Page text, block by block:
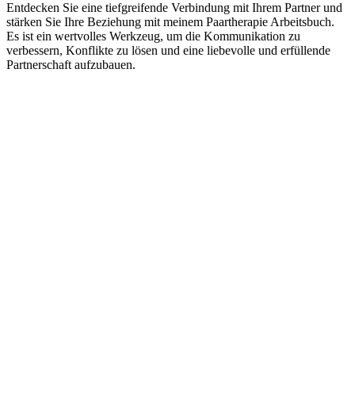
Entdecken Sie eine tiefgreifende Verbindung mit Ihrem Partner und
stärken Sie Ihre Beziehung mit meinem Paartherapie Arbeitsbuch.
Es ist ein wertvolles Werkzeug, um die Kommunikation zu
verbessern, Konflikte zu lösen und eine liebevolle und erfüllende
Partnerschaft aufzubauen.